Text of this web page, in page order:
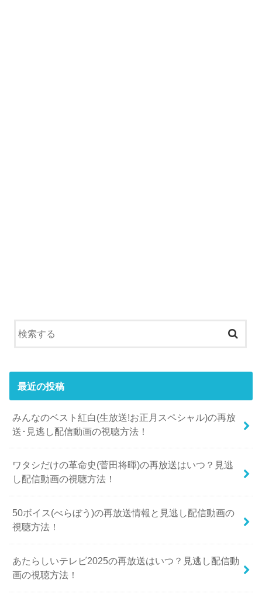
最近の投稿
みんなのベスト紅白(生放送!お正月スペシャル)の再放
送･見逃し配信動画の視聴方法！
ワタシだけの革命史(菅田将暉)の再放送はいつ？見逃
し配信動画の視聴方法！
50ボイス(べらぼう)の再放送情報と見逃し配信動画の
視聴方法！
あたらしいテレビ2025の再放送はいつ？見逃し配信動
画の視聴方法！